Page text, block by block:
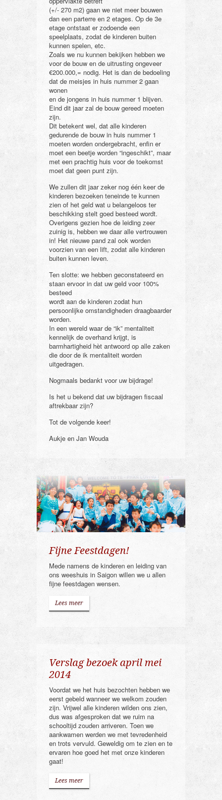
(+/- 270 m2) gaan we niet meer bouwen
dan een parterre en 2 etages. Op de 3e
etage ontstaat er zodoende een
speelplaats, zodat de kinderen buiten
kunnen spelen, etc.
Zoals we nu kunnen bekijken hebben we
voor de bouw en de uitrusting ongeveer
€200.000,= nodig. Het is dan de bedoeling
dat de meisjes in huis nummer 2 gaan
wonen
en de jongens in huis nummer 1 blijven.
Eind dit jaar zal de bouw gereed moeten
zijn.
Dit betekent wel, dat alle kinderen
gedurende de bouw in huis nummer 1
moeten worden ondergebracht, enfin er
moet een beetje worden “ingeschikt”, maar
met een prachtig huis voor de toekomst
moet dat geen punt zijn.
We zullen dit jaar zeker nog één keer de
kinderen bezoeken teneinde te kunnen
zien of het geld wat u belangeloos ter
beschikking stelt goed besteed wordt.
Overigens gezien hoe de leiding zeer
zuinig is, hebben we daar alle vertrouwen
in! Het nieuwe pand zal ook worden
voorzien van een lift, zodat alle kinderen
buiten kunnen leven.
Ten slotte: we hebben geconstateerd en
staan ervoor in dat uw geld voor 100%
besteed
wordt aan de kinderen zodat hun
persoonlijke omstandigheden draagbaarder
worden.
In een wereld waar de “ik” mentaliteit
kennelijk de overhand krijgt, is
barmhartigheid hèt antwoord op alle zaken
die door de ik mentaliteit worden
uitgedragen.
Nogmaals bedankt voor uw bijdrage!
Is het u bekend dat uw bijdragen fiscaal
aftrekbaar zijn?
Tot de volgende keer!
Aukje en Jan Wouda
Fijne Feestdagen!
Mede namens de kinderen en leiding van
ons weeshuis in Saigon willen we u allen
fijne feestdagen wensen.
Lees meer
Verslag bezoek april mei
2014
Voordat we het huis bezochten hebben we
eerst gebeld wanneer we welkom zouden
zijn. Vrijwel alle kinderen wilden ons zien,
dus was afgesproken dat we ruim na
schooltijd zouden arriveren. Toen we
aankwamen werden we met tevredenheid
en trots vervuld. Geweldig om te zien en te
ervaren hoe goed het met onze kinderen
gaat!
Lees meer